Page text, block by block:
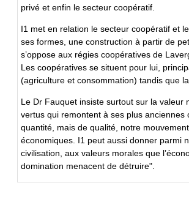
privé et enfin le secteur coopératif.
I1 met en relation le secteur coopératif et
ses formes, une construction à partir de
s’oppose aux régies coopératives de
Les coopératives se situent pour lui,
(agriculture et consommation) tandis que
Le Dr Fauquet insiste surtout sur la
vertus qui remontent à ses plus anciennes
quantité, mais de qualité, notre
économiques. I1 peut aussi donner parmi
civilisation, aux valeurs morales que
domination menacent de détruire".